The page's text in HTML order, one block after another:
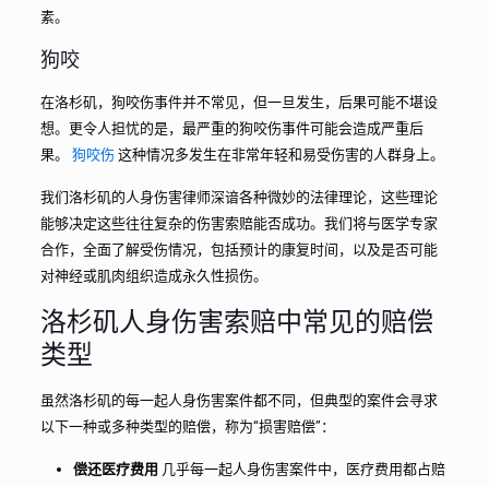
素。
狗咬
在洛杉矶，狗咬伤事件并不常见，但一旦发生，后果可能不堪设
想。更令人担忧的是，最严重的狗咬伤事件可能会造成严重后
果。 狗咬伤 这种情况多发生在非常年轻和易受伤害的人群身上。
我们洛杉矶的人身伤害律师深谙各种微妙的法律理论，这些理论
能够决定这些往往复杂的伤害索赔能否成功。我们将与医学专家
合作，全面了解受伤情况，包括预计的康复时间，以及是否可能
对神经或肌肉组织造成永久性损伤。
洛杉矶人身伤害索赔中常见的赔偿
类型
虽然洛杉矶的每一起人身伤害案件都不同，但典型的案件会寻求
以下一种或多种类型的赔偿，称为“损害赔偿”：
偿还医疗费用 几乎每一起人身伤害案件中，医疗费用都占赔